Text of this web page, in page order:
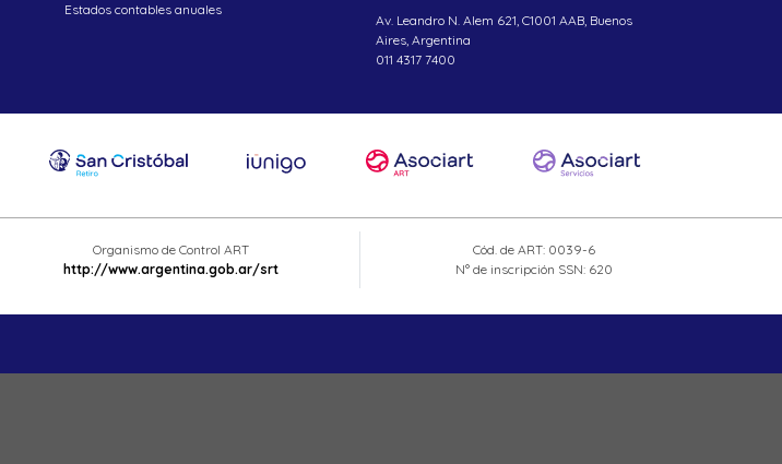
Estados contables anuales
Av. Leandro N. Alem 621, C1001 AAB, Buenos
Aires, Argentina
011 4317 7400
Cód. de ART: 0039-6
N° de inscripción SSN: 620
Organismo de Control ART
http://www.argentina.gob.ar/srt